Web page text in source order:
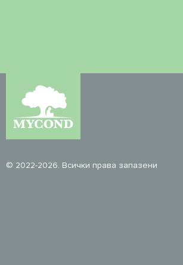
© 2022-2026. Всички права запазени